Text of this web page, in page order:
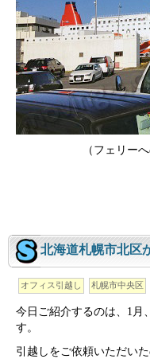
（フェリー
北海道札幌市北区
オフィス引越し 札幌市中央区
今日ご紹介するのは、1月
す。
引越しをご依頼いただい